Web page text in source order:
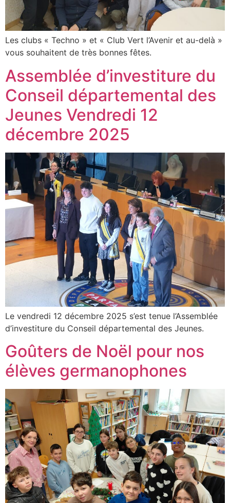
Les clubs « Techno » et « Club Vert l’Avenir et au-delà »
vous souhaitent de très bonnes fêtes.
Assemblée d’investiture du
Conseil départemental des
Jeunes Vendredi 12
décembre 2025
Le vendredi 12 décembre 2025 s’est tenue l’Assemblée
d’investiture du Conseil départemental des Jeunes.
Goûters de Noël pour nos
élèves germanophones